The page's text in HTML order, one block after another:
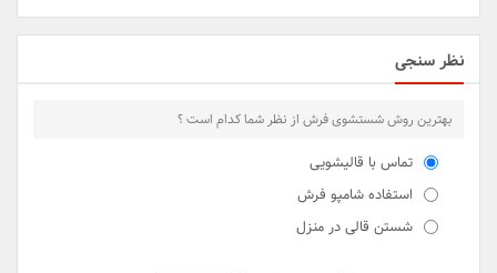
نظر سنجی
بهترین روش شستشوی فرش از نظر شما کدام است ؟
تماس با قالیشویی
استفاده شامپو فرش
شستن قالی در منزل